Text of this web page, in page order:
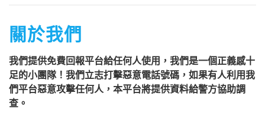
關於我們
我們提供免費回報平台給任何人使用，我們是一個正義感十
足的小團隊！我們立志打擊惡意電話號碼，如果有人利用我
們平台惡意攻擊任何人，本平台將提供資料給警方協助調
查。